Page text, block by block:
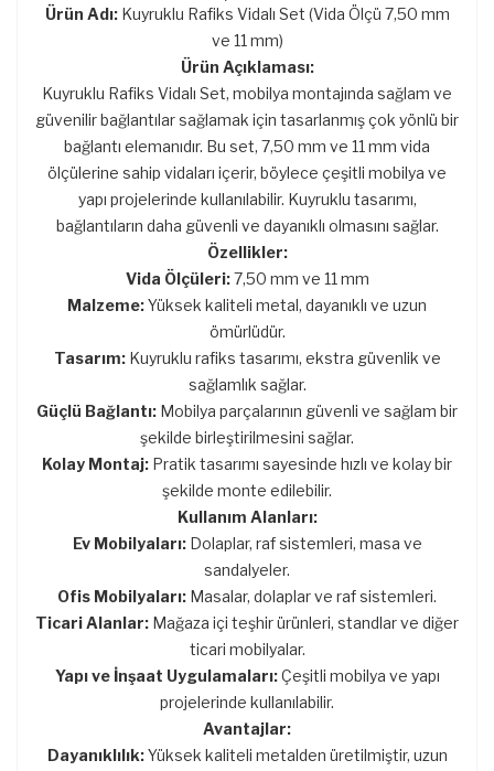
Ürün Adı:Kuyruklu Rafiks Vidalı Set (Vida Ölçü 7,50 mm
ve 11 mm)
Ürün Açıklaması:
Kuyruklu Rafiks Vidalı Set, mobilya montajında sağlam ve
güvenilir bağlantılar sağlamak için tasarlanmış çok yönlü bir
bağlantı elemanıdır. Bu set, 7,50 mm ve 11 mm vida
ölçülerine sahip vidaları içerir, böylece çeşitli mobilya ve
yapı projelerinde kullanılabilir. Kuyruklu tasarımı,
bağlantıların daha güvenli ve dayanıklı olmasını sağlar.
Özellikler:
Vida Ölçüleri:7,50 mm ve 11 mm
Malzeme:Yüksek kaliteli metal, dayanıklı ve uzun
ömürlüdür.
Tasarım:Kuyruklu rafiks tasarımı, ekstra güvenlik ve
sağlamlık sağlar.
Güçlü Bağlantı: Mobilya parçalarının güvenli ve sağlam bir
şekilde birleştirilmesini sağlar.
Kolay Montaj: Pratik tasarımı sayesinde hızlı ve kolay bir
şekilde monte edilebilir.
Kullanım Alanları:
Ev Mobilyaları:Dolaplar, raf sistemleri, masa ve
sandalyeler.
Ofis Mobilyaları: Masalar, dolaplar ve raf sistemleri.
Ticari Alanlar: Mağaza içi teşhir ürünleri, standlar ve diğer
ticari mobilyalar.
Yapı ve İnşaat Uygulamaları:Çeşitli mobilya ve yapı
projelerinde kullanılabilir.
Avantajlar:
Dayanıklılık:Yüksek kaliteli metalden üretilmiştir, uzun